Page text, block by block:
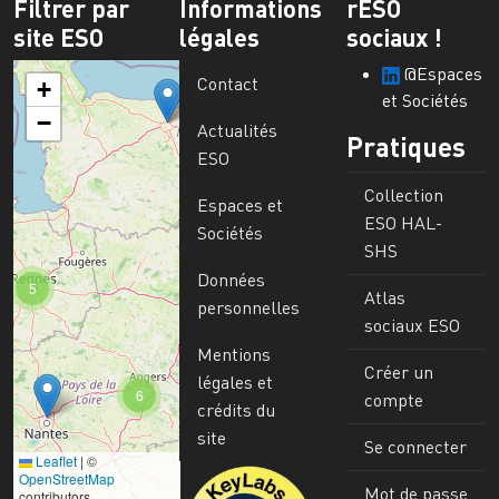
Filtrer par
site ESO
6
5
+
−
Leaflet | ©
OpenStreetMap
Informations
légales
Contact
Actualités
ESO
Espaces et
Sociétés
Données
personnelles
Mentions
légales et
crédits du
site
Image
rESO
sociaux !
@Espaces
et Sociétés
Pratiques
Collection
ESO HAL-
SHS
Atlas
sociaux ESO
Créer un
compte
Se connecter
Mot de passe